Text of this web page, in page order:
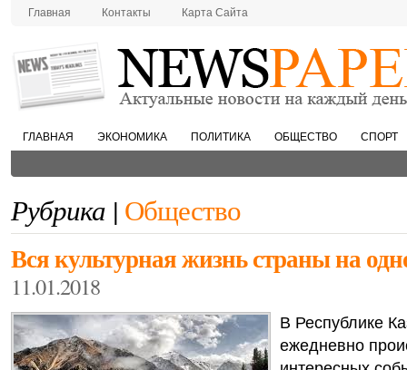
Главная Контакты Карта Сайта
ГЛАВНАЯ ЭКОНОМИКА ПОЛИТИКА ОБЩЕСТВО СПОРТ
Рубрика | Общество
Вся культурная жизнь страны на
11.01.2018
В Республике
ежедневно